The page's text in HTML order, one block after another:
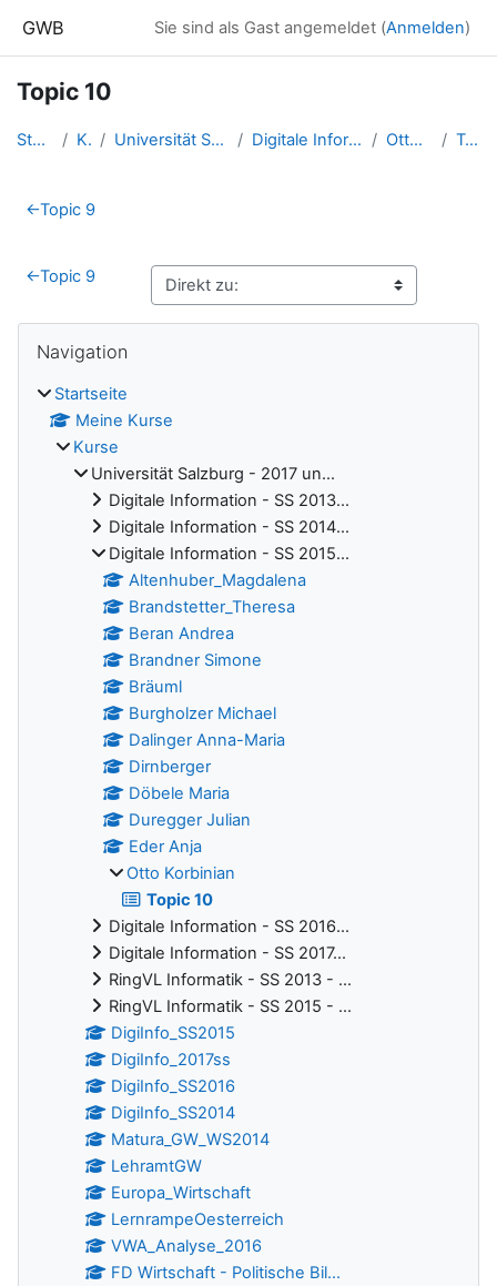
GWB Sie sind als Gast angemeldet (Anmelden)
Topic 10
Startseite Kurse Universität Salzburg - 2017 un... Digitale Information - SS 2015... Otto Korbinian Topic 10
Abschnittsübersicht
←Topic 9
←Topic 9
Navigation
Startseite
Meine Kurse
Kurse
Universität Salzburg - 2017 un...
Digitale Information - SS 2013...
Digitale Information - SS 2014...
Digitale Information - SS 2015...
Altenhuber_Magdalena
Brandstetter_Theresa
Beran Andrea
Brandner Simone
Bräuml
Burgholzer Michael
Dalinger Anna-Maria
Dirnberger
Döbele Maria
Duregger Julian
Eder Anja
Otto Korbinian
Topic 10
Digitale Information - SS 2016...
Digitale Information - SS 2017...
RingVL Informatik - SS 2013 - ...
RingVL Informatik - SS 2015 - ...
DigiInfo_SS2015
DigiInfo_2017ss
DigiInfo_SS2016
DigiInfo_SS2014
Matura_GW_WS2014
LehramtGW
Europa_Wirtschaft
LernrampeOesterreich
VWA_Analyse_2016
FD Wirtschaft - Politische Bil...